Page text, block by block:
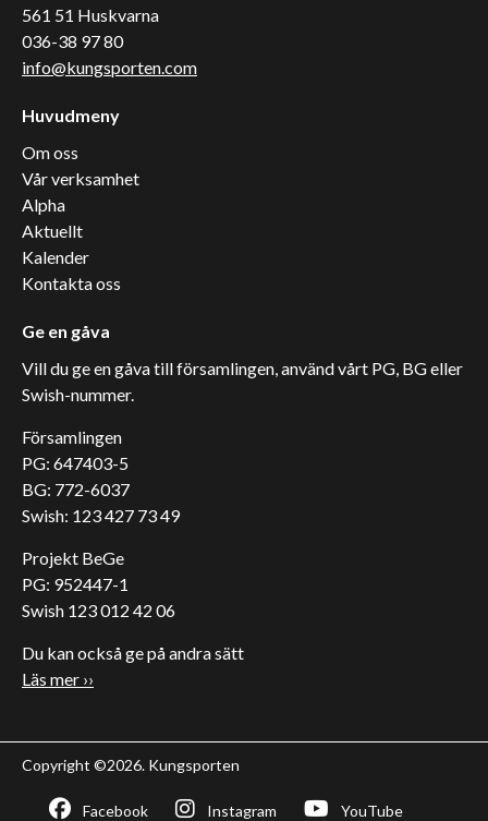
561 51 Huskvarna
036-38 97 80
info@kungsporten.com
Huvudmeny
Om oss
Vår verksamhet
Alpha
Aktuellt
Kalender
Kontakta oss
Ge en gåva
Vill du ge en gåva till församlingen, använd vårt PG, BG eller
Swish-nummer.
Församlingen
PG: 647403-5
BG: 772-6037
Swish: 123 427 73 49
Projekt BeGe
PG: 952447-1
Swish 123 012 42 06
Du kan också ge på andra sätt
Läs mer ››
Copyright ©2026. Kungsporten
Facebook Instagram YouTube